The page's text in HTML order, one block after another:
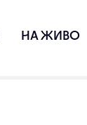
НА ЖИВО